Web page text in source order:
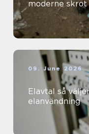
moderne skrot
09. June 2026
Elavtal så väljer du rätt avtal för din
elanvändning